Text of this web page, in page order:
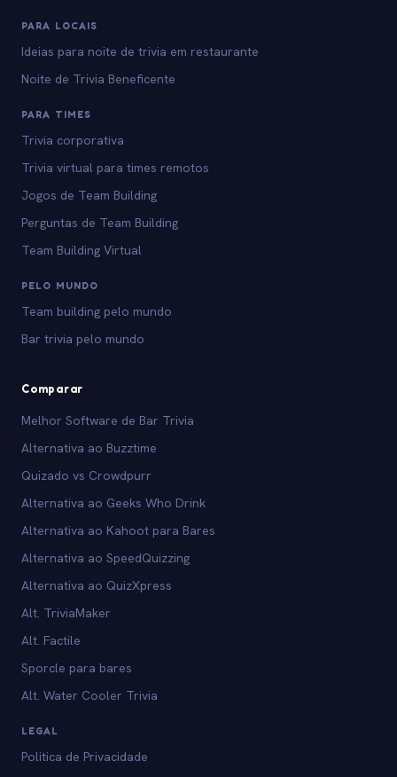
PARA LOCAIS
Ideias para noite de trivia em restaurante
Noite de Trivia Beneficente
PARA TIMES
Trivia corporativa
Trivia virtual para times remotos
Jogos de Team Building
Perguntas de Team Building
Team Building Virtual
PELO MUNDO
Team building pelo mundo
Bar trivia pelo mundo
Comparar
Melhor Software de Bar Trivia
Alternativa ao Buzztime
Quizado vs Crowdpurr
Alternativa ao Geeks Who Drink
Alternativa ao Kahoot para Bares
Alternativa ao SpeedQuizzing
Alternativa ao QuizXpress
Alt. TriviaMaker
Alt. Factile
Sporcle para bares
Alt. Water Cooler Trivia
LEGAL
Politica de Privacidade